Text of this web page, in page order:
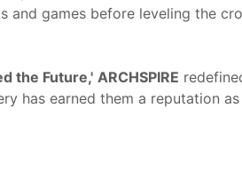
games before leveling the
the Future,' ARCHSPIRE
has earned them a reputation